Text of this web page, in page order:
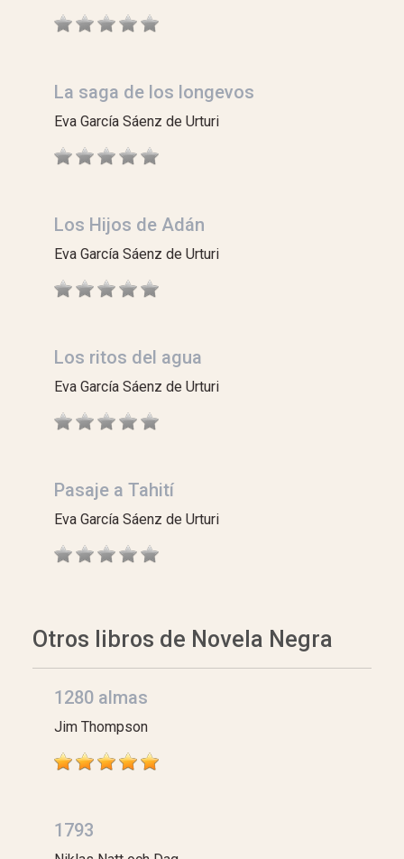
La saga de los longevos
Eva García Sáenz de Urturi
Los Hijos de Adán
Eva García Sáenz de Urturi
Los ritos del agua
Eva García Sáenz de Urturi
Pasaje a Tahití
Eva García Sáenz de Urturi
Otros libros de Novela Negra
1280 almas
Jim Thompson
1793